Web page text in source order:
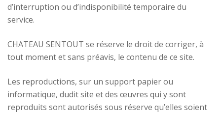
d’interruption ou d’indisponibilité temporaire du
service.
CHATEAU SENTOUT se réserve le droit de corriger, à
tout moment et sans préavis, le contenu de ce site.
Les reproductions, sur un support papier ou
informatique, dudit site et des œuvres qui y sont
reproduits sont autorisés sous réserve qu’elles soient